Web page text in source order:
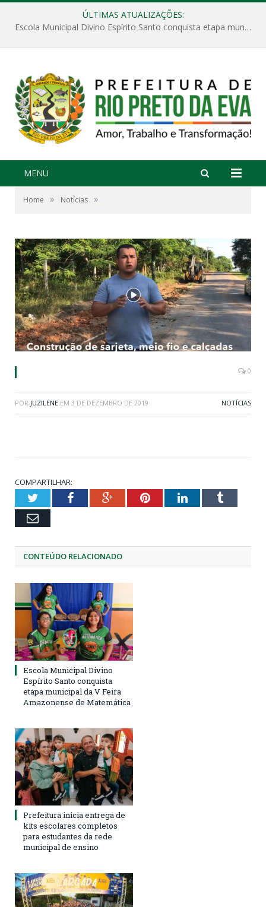
ÚLTIMAS ATUALIZAÇÕES:
Escola Municipal Divino Espírito Santo conquista etapa municipal da V Feira Amazonense de Matemática
MENU
Home » Notícias »
0
POR JUZILENE EM 3 DE DEZEMBRO DE 2019 NOTÍCIAS
COMPARTILHAR:
TwitterFacebookGoogle+PinterestLinkedInTumblr
Email
CONTEÚDO RELACIONADO
Escola Municipal Divino
Espírito Santo conquista
etapa municipal da V Feira
Amazonense de Matemática
Prefeitura inicia entrega de
kits escolares completos
para estudantes da rede
municipal de ensino